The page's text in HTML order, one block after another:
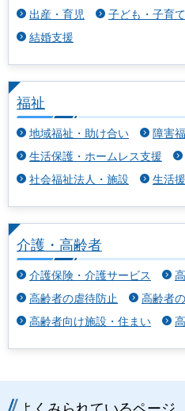
出産・育児 子ども・子育
結婚支援
福祉
地域福祉・助け合い
障害
生活保護・ホームレス支援
社会福祉法人・施設
生活
介護・高齢者
介護保険・介護サービス
高齢者の虐待防止
高齢者
高齢者向け施設・住まい